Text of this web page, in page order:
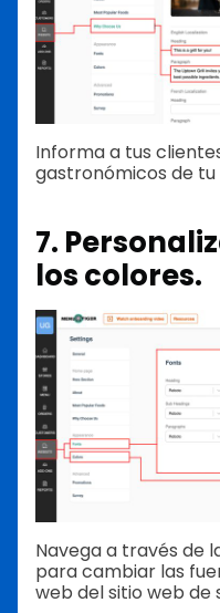
Informa a tus
gastronómicos de
7.
los colores.
Navega a través de
para cambiar las
web del sitio web de